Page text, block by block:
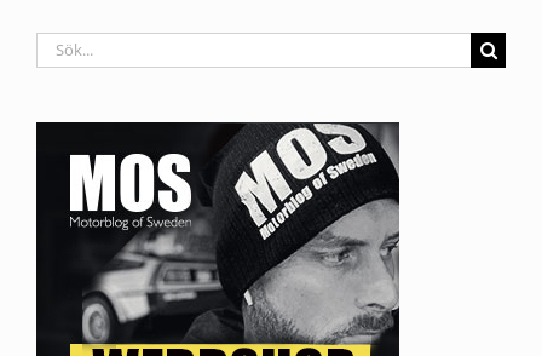
Sök
efter: